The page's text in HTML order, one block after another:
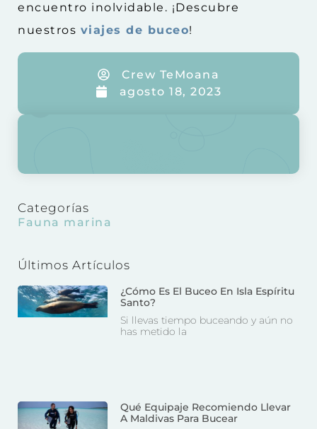
encuentro inolvidable. ¡Descubre
nuestros viajes de buceo!
Crew TeMoana
agosto 18, 2023
Categorías
Fauna marina
Últimos Artículos
¿Cómo Es El Buceo En Isla Espíritu
Santo?
Si llevas tiempo buceando y aún no
has metido la
Qué Equipaje Recomiendo Llevar
A Maldivas Para Bucear